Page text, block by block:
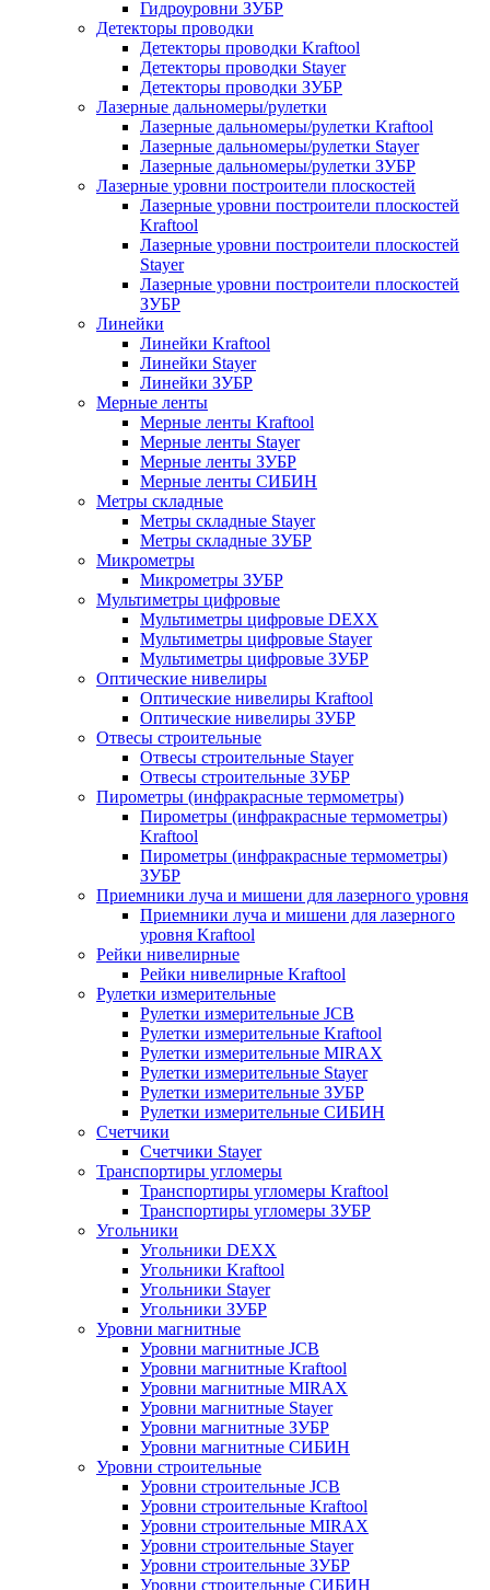
Гидроуровни ЗУБР
Детекторы проводки
Детекторы проводки Kraftool
Детекторы проводки Stayer
Детекторы проводки ЗУБР
Лазерные дальномеры/рулетки
Лазерные дальномеры/рулетки Kraftool
Лазерные дальномеры/рулетки Stayer
Лазерные дальномеры/рулетки ЗУБР
Лазерные уровни построители плоскостей
Лазерные уровни построители плоскостей
Kraftool
Лазерные уровни построители плоскостей
Stayer
Лазерные уровни построители плоскостей
ЗУБР
Линейки
Линейки Kraftool
Линейки Stayer
Линейки ЗУБР
Мерные ленты
Мерные ленты Kraftool
Мерные ленты Stayer
Мерные ленты ЗУБР
Мерные ленты СИБИН
Метры складные
Метры складные Stayer
Метры складные ЗУБР
Микрометры
Микрометры ЗУБР
Мультиметры цифровые
Мультиметры цифровые DEXX
Мультиметры цифровые Stayer
Мультиметры цифровые ЗУБР
Оптические нивелиры
Оптические нивелиры Kraftool
Оптические нивелиры ЗУБР
Отвесы строительные
Отвесы строительные Stayer
Отвесы строительные ЗУБР
Пирометры (инфракрасные термометры)
Пирометры (инфракрасные термометры)
Kraftool
Пирометры (инфракрасные термометры)
ЗУБР
Приемники луча и мишени для лазерного уровня
Приемники луча и мишени для лазерного
уровня Kraftool
Рейки нивелирные
Рейки нивелирные Kraftool
Рулетки измерительные
Рулетки измерительные JCB
Рулетки измерительные Kraftool
Рулетки измерительные MIRAX
Рулетки измерительные Stayer
Рулетки измерительные ЗУБР
Рулетки измерительные СИБИН
Счетчики
Счетчики Stayer
Транспортиры угломеры
Транспортиры угломеры Kraftool
Транспортиры угломеры ЗУБР
Угольники
Угольники DEXX
Угольники Kraftool
Угольники Stayer
Угольники ЗУБР
Уровни магнитные
Уровни магнитные JCB
Уровни магнитные Kraftool
Уровни магнитные MIRAX
Уровни магнитные Stayer
Уровни магнитные ЗУБР
Уровни магнитные СИБИН
Уровни строительные
Уровни строительные JCB
Уровни строительные Kraftool
Уровни строительные MIRAX
Уровни строительные Stayer
Уровни строительные ЗУБР
Уровни строительные СИБИН